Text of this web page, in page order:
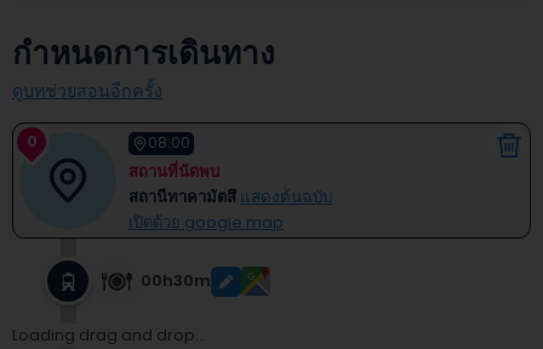
to
get
the
shortcuts
for
changing
dates.
กำหนดการเดินทาง
ดูบทช่วยสอนอีกครั้ง
0 08:00
สถานที่นัดพบ
สถานีทาคามัตสึ แสดงต้นฉบับ
เปิดด้วย google map
00h30m
Loading drag and drop...